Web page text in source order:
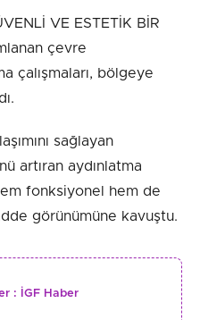
VE ESTETİK BİR
çevre
çalışmaları, bölgeye
sağlayan
artıran aydınlatma
fonksiyonel hem de
görünümüne kavuştu.
: İGF Haber